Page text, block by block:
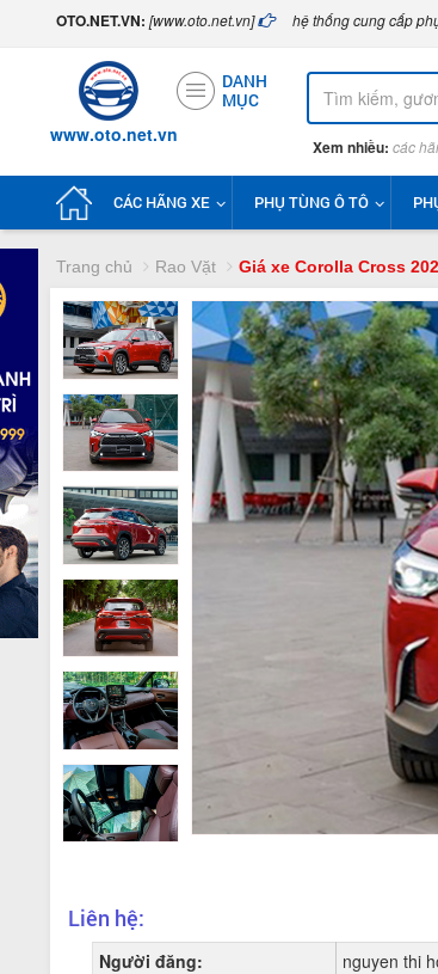
OTO.NET.VN: [www.oto.net.vn] hệ thống cung cấp
www.oto.net.vn
DANH
MỤC
Xem nhiều: các
CÁC HÃNG XE PHỤ TÙNG Ô TÔ
Trang chủ Rao Vặt Giá xe Corolla Cross
Liên hệ:
Người đăng:
nguyen thi